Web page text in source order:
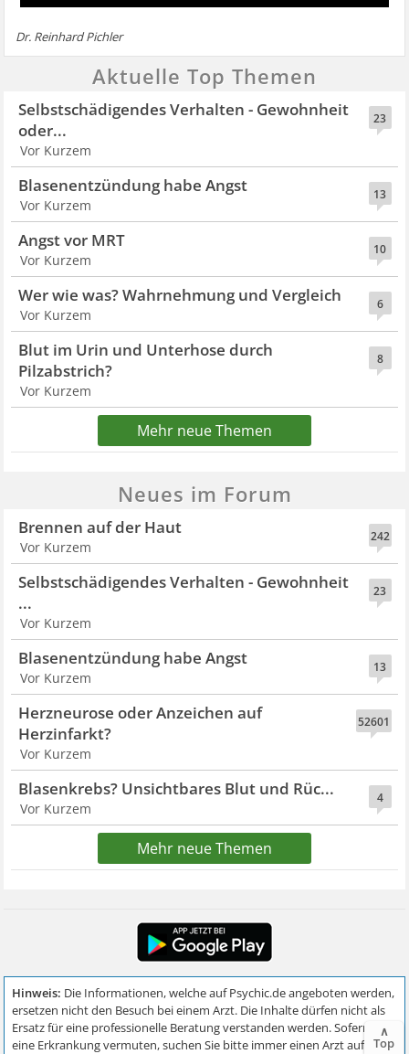
Dr. Reinhard Pichler
Aktuelle Top Themen
23
Selbstschädigendes Verhalten - Gewohnheit
oder...
Vor Kurzem
13
Blasenentzündung habe Angst
Vor Kurzem
10
Angst vor MRT
Vor Kurzem
6
Wer wie was? Wahrnehmung und Vergleich
Vor Kurzem
8
Blut im Urin und Unterhose durch
Pilzabstrich?
Vor Kurzem
Mehr neue Themen
Neues im Forum
242
Brennen auf der Haut
Vor Kurzem
23
Selbstschädigendes Verhalten - Gewohnheit
...
Vor Kurzem
13
Blasenentzündung habe Angst
Vor Kurzem
52601
Herzneurose oder Anzeichen auf
Herzinfarkt?
Vor Kurzem
4
Blasenkrebs? Unsichtbares Blut und Rüc...
Vor Kurzem
Mehr neue Themen
∧
Top